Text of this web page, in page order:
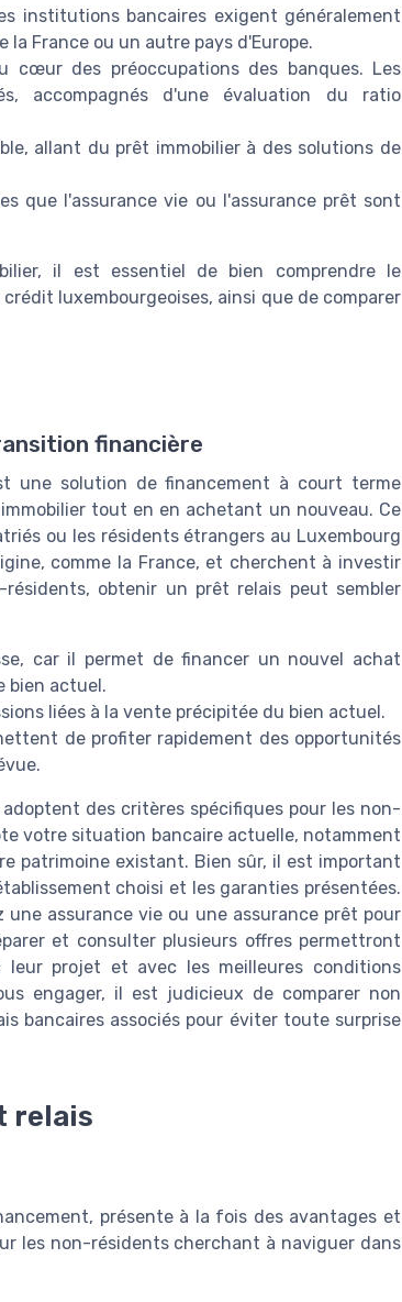
institutions bancaires exigent généralement
la France ou un autre pays d'Europe.
cœur des préoccupations des banques. Les
accompagnés d'une évaluation du ratio
allant du prêt immobilier à des solutions de
que l'assurance vie ou l'assurance prêt sont
il est essentiel de bien comprendre le
luxembourgeoises, ainsi que de comparer
financière
une solution de financement à court terme
tout en en achetant un nouveau. Ce
ou les résidents étrangers au Luxembourg
comme la France, et cherchent à investir
obtenir un prêt relais peut sembler
car il permet de financer un nouvel achat
bien actuel.
liées à la vente précipitée du bien actuel.
de profiter rapidement des opportunités
des critères spécifiques pour les non-
votre situation bancaire actuelle, notamment
patrimoine existant. Bien sûr, il est important
choisi et les garanties présentées.
assurance vie ou une assurance prêt pour
et consulter plusieurs offres permettront
projet et avec les meilleures conditions
engager, il est judicieux de comparer non
bancaires associés pour éviter toute surprise
relais
présente à la fois des avantages et
les non-résidents cherchant à naviguer dans